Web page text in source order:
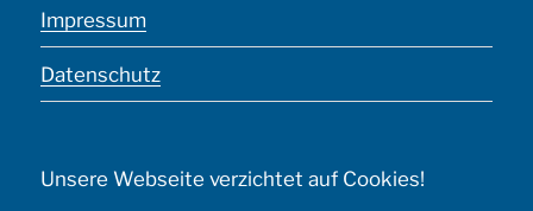
Impressum
Datenschutz
Unsere Webseite verzichtet auf Cookies!